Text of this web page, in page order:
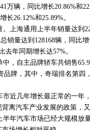
辆，同比增长20.86%和
长26.12%和25.89%。
海通用上半年销量达到
销量达到128168辆，同比
去年同期增长达57%。
自主品牌轿车共销售
品牌，其中，奇瑞排名第四
近几年增长最正常的一年
离汽车产业发展的政策，
年汽车市场已经大规模放